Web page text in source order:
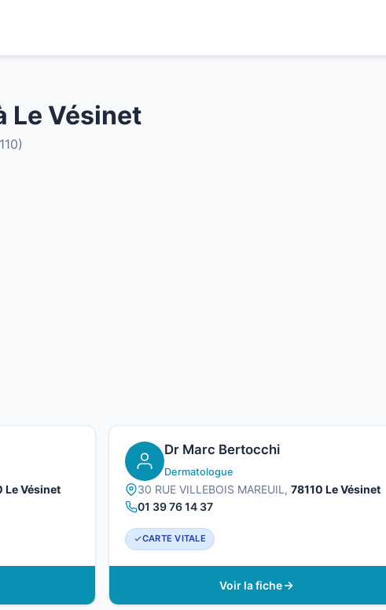
Le Vésinet
Le Vésinet
Dr Marc Bertocchi
Dermatologue
30 RUE VILLEBOIS MAREUIL, 78110 Le Vésinet
01 39 76 14 37
CARTE VITALE
Voir la fiche